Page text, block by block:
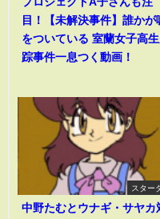
目！【未解決事件】誰かが
をついている 室蘭女子高
踪事件一息つく動画！
スター
中野たむとウナギ・サヤカ